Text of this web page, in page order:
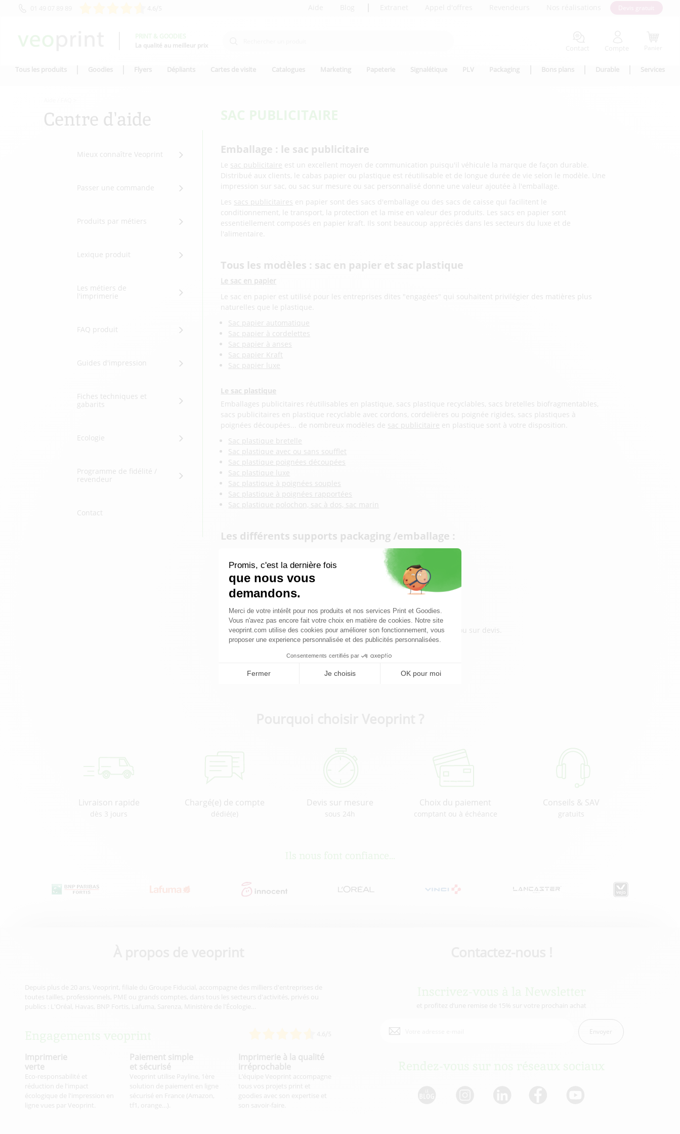
La qualité au meilleur prix
Tous les produits Goodies Flyers Dépliants Cartes de visite Catalogues Marketing Papeterie Signalétique PLV Packaging Bons plans Durable Services
Centre d'aide
Mieux connaître Veoprint
Passer une commande
Produits par métiers
Lexique produit
Les métiers de
l'imprimerie
FAQ produit
Guides d'impression
Fiches techniques et
gabarits
Ecologie
Programme de fidélité /
revendeur
Contact
Emballage : le sac publicitaire
Le sac publicitaire est un excellent moyen de communication puisqu'il véhicule la marque de façon durable.
Distribué aux clients, le cabas papier ou plastique est réutilisable et de longue durée de vie selon le modèle. Une
impression sur sac, ou sac sur mesure ou sac personnalisé donne une valeur ajoutée à l'emballage.
Les sacs publicitaires en papier sont des sacs d'emballage ou des sacs de caisse qui facilitent le
conditionnement, le transport, la protection et la mise en valeur des produits. Les sacs en papier sont
essentiellement composés en papier kraft. Ils sont beaucoup appréciés dans les secteurs du luxe et de
l'alimentaire.
Tous les modèles : sac en papier et sac plastique
Le sac en papier
Le sac en papier est utilisé pour les entreprises dites "engagées" qui souhaitent privilégier des matières plus
naturelles que le plastique.
Sac papier automatique
Sac papier à cordelettes
Sac papier à anses
Sac papier Kraft
Sac papier luxe
Le sac plastique
Emballages publicitaires réutilisables en plastique, sacs plastique recyclables, sacs bretelles biofragmentables,
sacs publicitaires en plastique recyclable avec cordons, cordelières ou poignée rigides, sacs plastiques à
poignées découpées... de nombreux modèles de sac publicitaire en plastique sont à votre disposition.
Sac plastique bretelle
Sac plastique avec ou sans soufflet
Sac plastique poignées découpées
Sac plastique luxe
Sac plastique à poignées souples
Sac plastique à poignées rapportées
Sac plastique polochon, sac à dos, sac marin
Les différents supports packaging /emballage :
Boîte et gamme de boîtes
Coffret et gamme de coffrets
Pochette et gamme de pochettes
Découvrez lesemballages publicitairesVeoprint, disponibles en ligne ou sur devis.
Livraison rapide
dès 3 jours
Chargé(e) de compte
dédié(e)
Devis sur mesure
sous 24h
Choix du paiement
comptant ou à échéance
Conseils & SAV
gratuits
Depuis plus de 20 ans, Veoprint, filiale du Groupe Fiducial, accompagne des milliers d'entreprises de
toutes tailles, professionnels, PME ou grands comptes, dans tous les secteurs d'activités, privés ou
publics : L'Oréal, Havas, BNP Fortis, Lafuma, Sarenza, Ministère de l'Écologie…
Imprimerie
verte
Eco-responsabilité et
réduction de l'impact
écologique de l'impression en
ligne vues par Veoprint.
Paiement simple
et sécurisé
Veoprint utilise Payline, 1ère
solution de paiement en ligne
sécurisé en France (Amazon,
tf1, orange…).
Imprimerie à la qualité
irréprochable
L’équipe Veoprint accompagne
tous vos projets print et
goodies avec son expertise et
son savoir-faire.
et profitez d’une remise de 15% sur votre prochain achat
Envoyer